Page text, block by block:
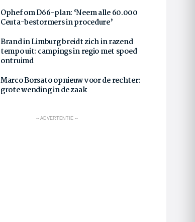
Ophef om D66-plan: ‘Neem alle 60.000
Ceuta-bestormers in procedure’
Brand in Limburg breidt zich in razend
tempo uit: campings in regio met spoed
ontruimd
Marco Borsato opnieuw voor de rechter:
grote wending in de zaak
-- ADVERTENTIE --